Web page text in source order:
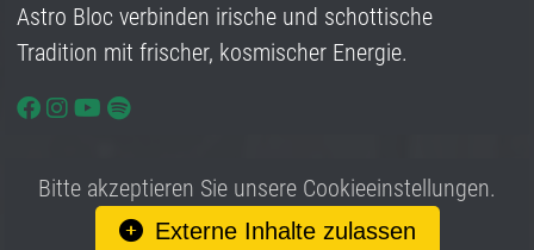
Astro Bloc verbinden irische und schottische
Tradition mit frischer, kosmischer Energie.
Bitte akzeptieren Sie unsere Cookieeinstellungen.
Externe Inhalte zulassen